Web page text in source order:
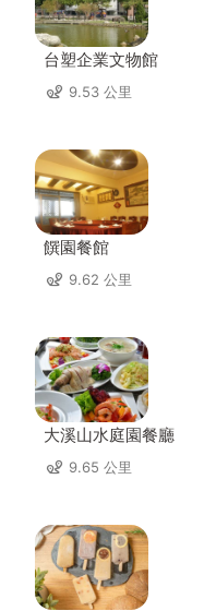
台塑企業文物館
9.53 公里
饌園餐館
9.62 公里
大溪山水庭園餐廳
9.65 公里